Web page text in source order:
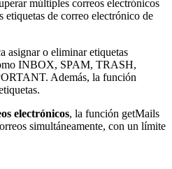
múltiples correos electrónicos
etiquetas de correo electrónico de
asignar o eliminar etiquetas
INBOX, SPAM, TRASH,
Además, la función
electrónicos, la función getMails
simultáneamente, con un límite